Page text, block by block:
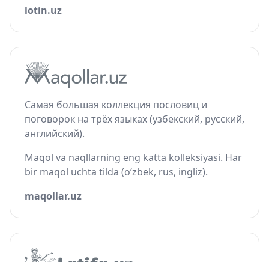
lotin.uz
Самая большая коллекция пословиц и
поговорок на трёх языках (узбекский, русский,
английский).
Maqol va naqllarning eng katta kolleksiyasi. Har
bir maqol uchta tilda (o‘zbek, rus, ingliz).
maqollar.uz